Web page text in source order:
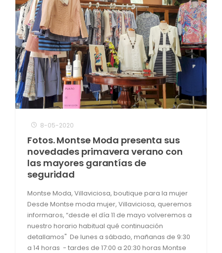
8-05-2020
Fotos. Montse Moda presenta sus
novedades primavera verano con
las mayores garantías de
seguridad
Montse Moda, Villaviciosa, boutique para la mujer
Desde Montse moda mujer, Villaviciosa, queremos
informaros, “desde el día 11 de mayo volveremos a
nuestro horario habitual qué continuación
detallamos" De lunes a sábado, mañanas de 9:30
a 14 horas - tardes de 17:00 a 20:30 horas Montse